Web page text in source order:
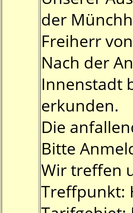
der
Freiherr
Nach der
Innenstadt
erkunden.
Die
Bitte
Wir treffen
Treffpunkt: